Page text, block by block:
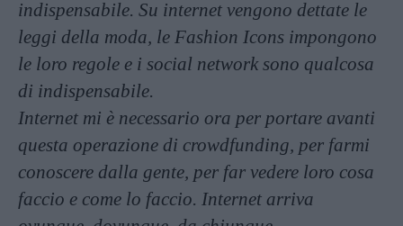
indispensabile. Su internet vengono dettate le
leggi della moda, le Fashion Icons impongono
le loro regole e i social network sono qualcosa
di indispensabile.
Internet mi è necessario ora per portare avanti
questa operazione di crowdfunding, per farmi
conoscere dalla gente, per far vedere loro cosa
faccio e come lo faccio. Internet arriva